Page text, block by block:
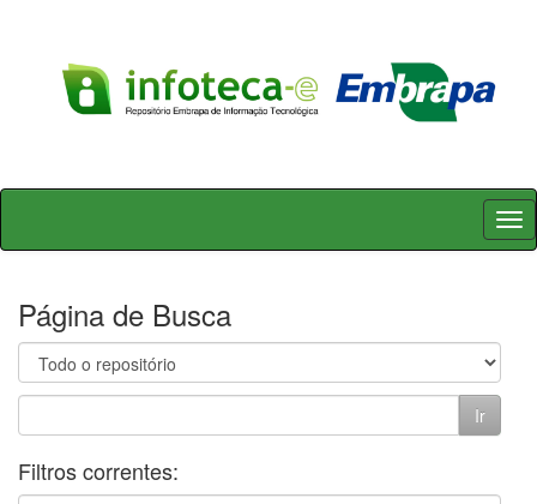
Skip
Página de Busca
Filtros correntes: